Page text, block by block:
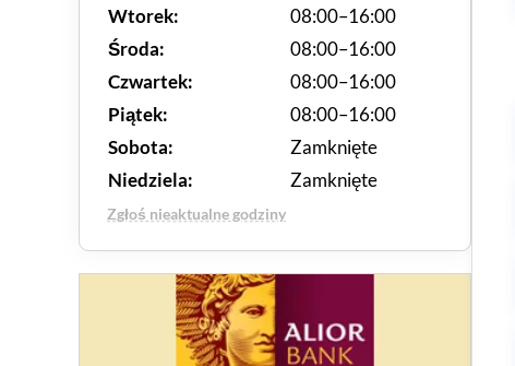
Wtorek:
08:00–16:00
Środa:
08:00–16:00
Czwartek:
08:00–16:00
Piątek:
08:00–16:00
Sobota:
Zamknięte
Niedziela:
Zamknięte
Zgłoś nieaktualne godziny